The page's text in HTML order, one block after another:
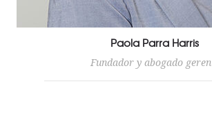
Paola Parra Harris
Fundador y abogado